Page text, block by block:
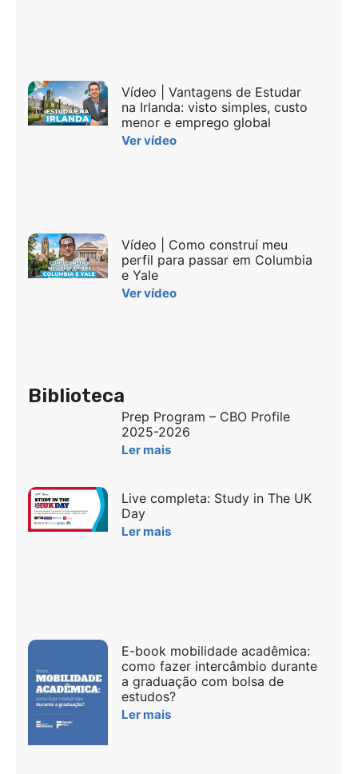
Vídeo | Vantagens de Estudar
na Irlanda: visto simples, custo
menor e emprego global
Ver vídeo
Vídeo | Como construí meu
perfil para passar em Columbia
e Yale
Ver vídeo
Biblioteca
Prep Program – CBO Profile
2025-2026
Ler mais
Live completa: Study in The UK
Day
Ler mais
E-book mobilidade acadêmica:
como fazer intercâmbio durante
a graduação com bolsa de
estudos?
Ler mais